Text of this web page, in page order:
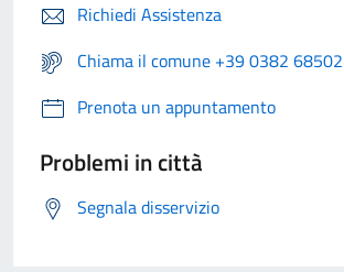
Richiedi Assistenza
Chiama il comune +39 0382 68502
Prenota un appuntamento
Problemi in città
Segnala disservizio